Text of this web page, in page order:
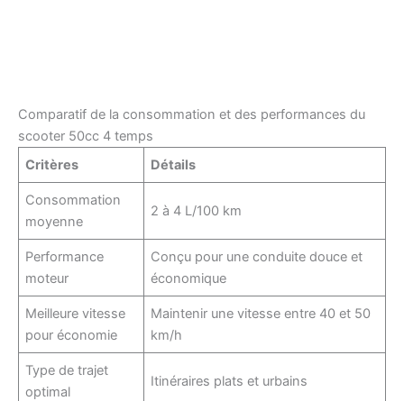
Comparatif de la consommation et des performances du
scooter 50cc 4 temps
Critères
Détails
Consommation
moyenne
2 à 4 L/100 km
Performance
moteur
Conçu pour une conduite douce et
économique
Meilleure vitesse
pour économie
Maintenir une vitesse entre 40 et 50
km/h
Type de trajet
optimal
Itinéraires plats et urbains